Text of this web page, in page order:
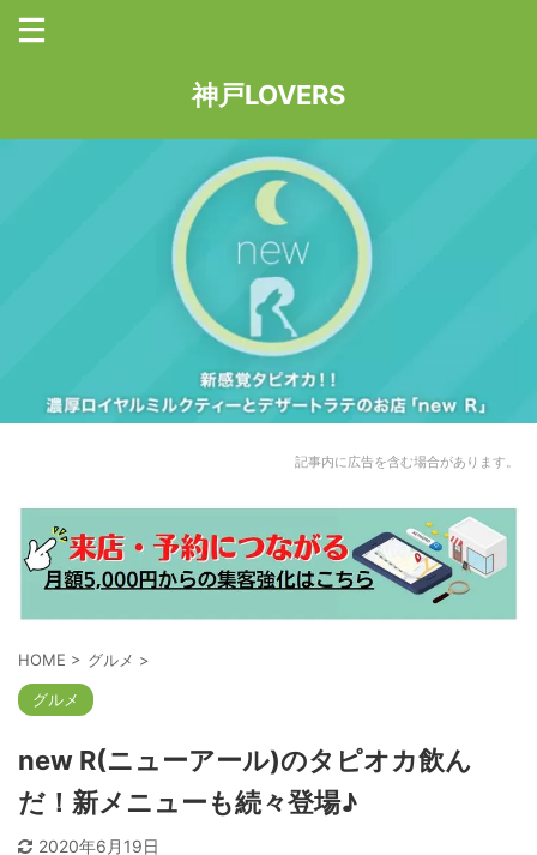
神戸LOVERS
記事内に広告を含む場合があります。
HOME > グルメ >
グルメ
new R(ニューアール)のタピオカ飲ん
だ！新メニューも続々登場♪
2020年6月19日